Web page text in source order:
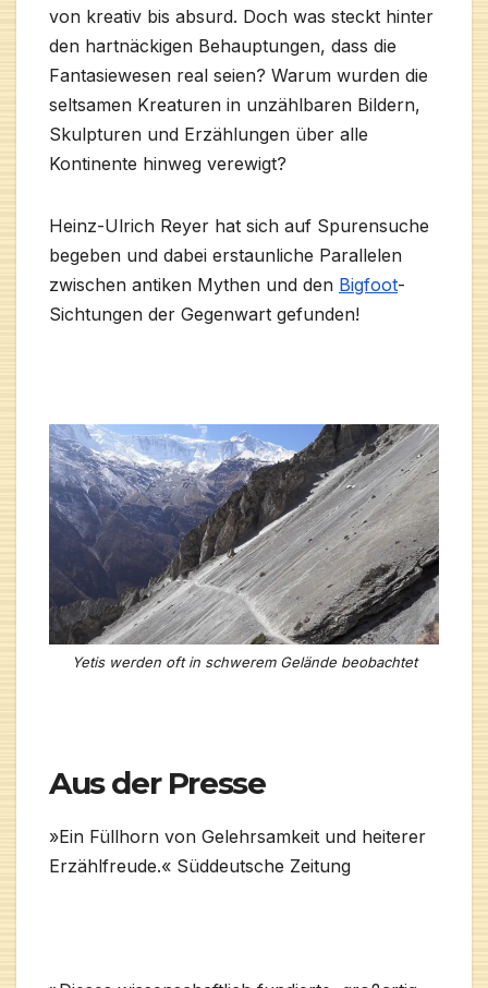
von kreativ bis absurd. Doch was steckt hinter
den hartnäckigen Behauptungen, dass die
Fantasiewesen real seien? Warum wurden die
seltsamen Kreaturen in unzählbaren Bildern,
Skulpturen und Erzählungen über alle
Kontinente hinweg verewigt?
Heinz-Ulrich Reyer hat sich auf Spurensuche
begeben und dabei erstaunliche Parallelen
zwischen antiken Mythen und den Bigfoot-
Sichtungen der Gegenwart gefunden!
Yetis werden oft in schwerem Gelände beobachtet
Aus der Presse
»Ein Füllhorn von Gelehrsamkeit und heiterer
Erzählfreude.« Süddeutsche Zeitung